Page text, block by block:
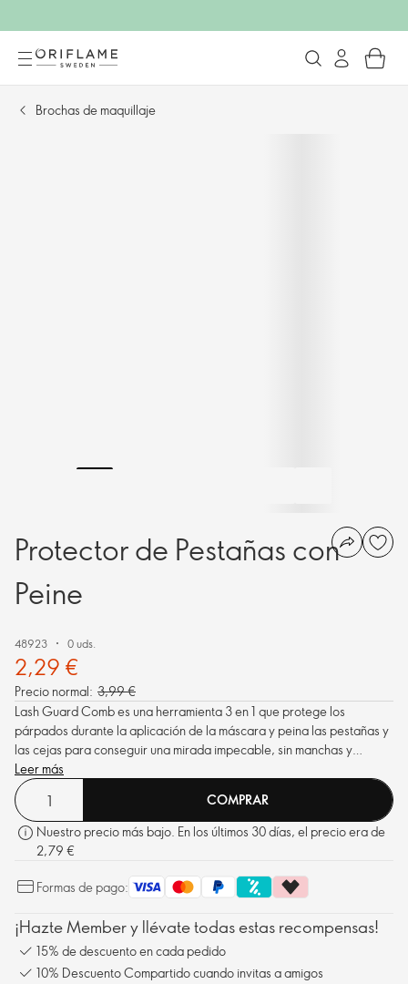
Brochas de maquillaje
Protector de Pestañas con
Peine
48923 0 uds.
2,29 €
Precio normal: 3,99 €
Lash Guard Comb es una herramienta 3 en 1 que protege los
párpados durante la aplicación de la máscara y peina las pestañas y
las cejas para conseguir una mirada impecable, sin manchas y
definida.
Leer más
COMPRAR
Nuestro precio más bajo. En los últimos 30 días, el precio era de
2,79 €
Formas de pago:
¡Hazte Member y llévate todas estas recompensas!
15% de descuento en cada pedido
10% Descuento Compartido cuando invitas a amigos